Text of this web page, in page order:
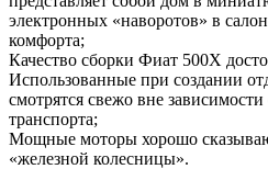
электронных «наворотов» в
комфорта;
Качество сборки Фиат 500Х
Использованные при создании
смотрятся свежо вне
транспорта;
Мощные моторы хорошо
«железной колесницы».